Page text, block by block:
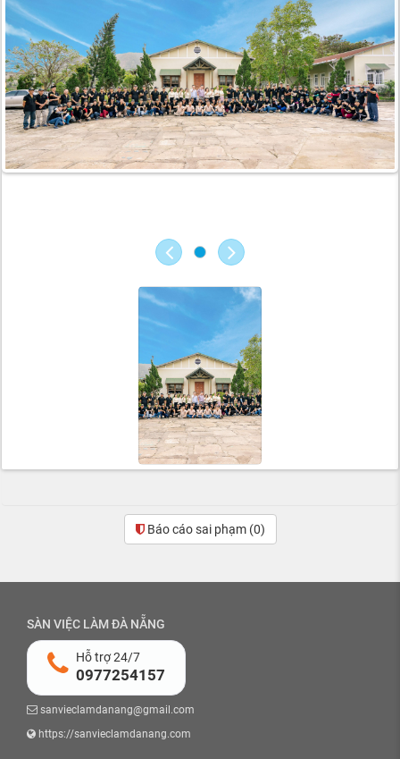
Báo cáo sai phạm (0)
SÀN VIỆC LÀM ĐÀ NẴNG
Hỗ trợ 24/7
0977254157
sanvieclamdanang@gmail.com
https://sanvieclamdanang.com